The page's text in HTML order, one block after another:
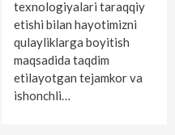
texnologiyalari taraqqiy
etishi bilan hayotimizni
qulayliklarga boyitish
maqsadida taqdim
etilayotgan tejamkor va
ishonchli…